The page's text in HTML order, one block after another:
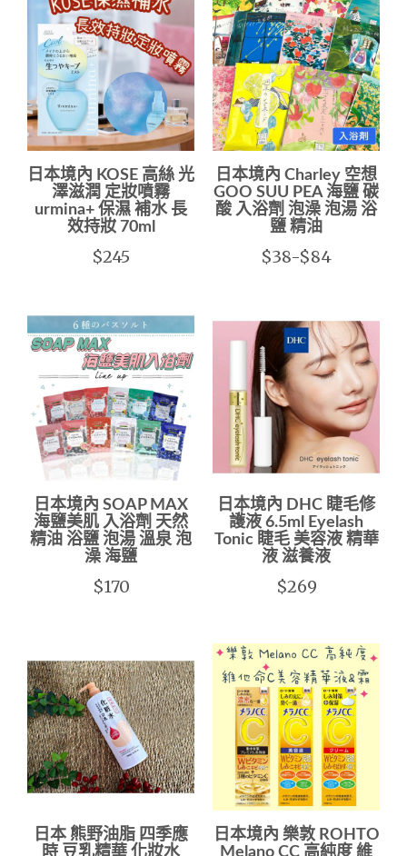
日本境內 KOSE 高絲 光
澤滋潤 定妝噴霧
urmina+ 保濕 補水 長
效持妝 70ml
$245
日本境內 Charley 空想
GOO SUU PEA 海鹽 碳
酸 入浴劑 泡澡 泡湯 浴
鹽 精油
$38-$84
日本境內 SOAP MAX
海鹽美肌 入浴劑 天然
精油 浴鹽 泡湯 溫泉 泡
澡 海鹽
$170
日本境內 DHC 睫毛修
護液 6.5ml Eyelash
Tonic 睫毛 美容液 精華
液 滋養液
$269
日本 熊野油脂 四季應
時 豆乳精華 化妝水
日本境內 樂敦 ROHTO
Melano CC 高純度 維